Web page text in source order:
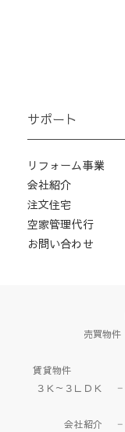
サポート
リフォーム事業
会社紹介
注文住宅
空家管理代行
お問い合わせ
売買物件
賃貸物件
３Ｋ～３ＬＤＫ
会社紹介